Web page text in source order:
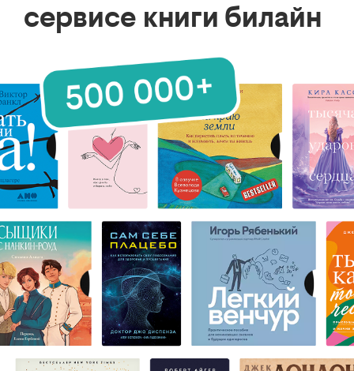
сервисе книги билайн